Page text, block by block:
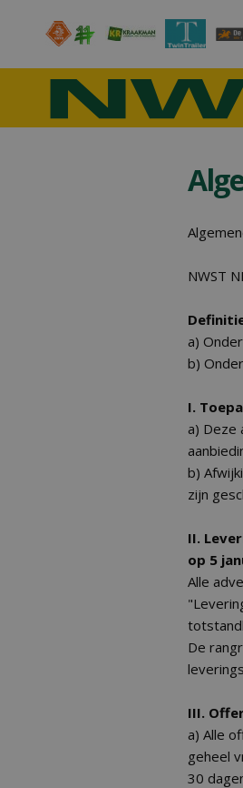
NWST
a)
b)
I.
a) Deze
b)
zijn
II.
op 5
Alle
De
III.
a) Alle
geheel
30